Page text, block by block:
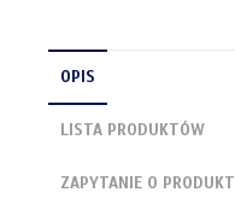
OPIS
LISTA PRODUKTÓW
ZAPYTANIE O PRODUKT